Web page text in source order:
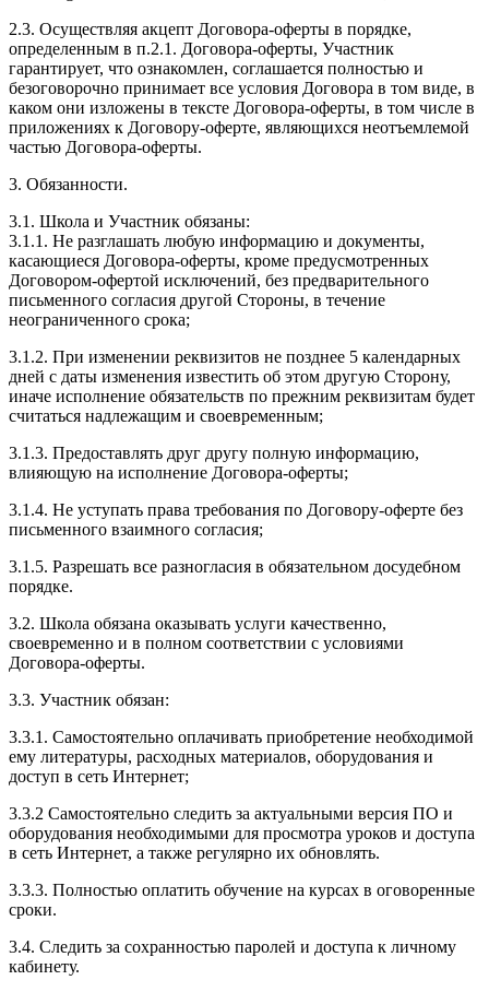
2.3. Осуществляя акцепт Договора-оферты в порядке,
определенным в п.2.1. Договора-оферты, Участник
гарантирует, что ознакомлен, соглашается полностью и
безоговорочно принимает все условия Договора в том виде, в
каком они изложены в тексте Договора-оферты, в том числе в
приложениях к Договору-оферте, являющихся неотъемлемой
частью Договора-оферты.
3. Обязанности.
3.1. Школа и Участник обязаны:
3.1.1. Не разглашать любую информацию и документы,
касающиеся Договора-оферты, кроме предусмотренных
Договором-офертой исключений, без предварительного
письменного согласия другой Стороны, в течение
неограниченного срока;
3.1.2. При изменении реквизитов не позднее 5 календарных
дней с даты изменения известить об этом другую Сторону,
иначе исполнение обязательств по прежним реквизитам будет
считаться надлежащим и своевременным;
3.1.3. Предоставлять друг другу полную информацию,
влияющую на исполнение Договора-оферты;
3.1.4. Не уступать права требования по Договору-оферте без
письменного взаимного согласия;
3.1.5. Разрешать все разногласия в обязательном досудебном
порядке.
3.2. Школа обязана оказывать услуги качественно,
своевременно и в полном соответствии с условиями
Договора-оферты.
3.3. Участник обязан:
3.3.1. Cамостоятельно оплачивать приобретение необходимой
ему литературы, расходных материалов, оборудования и
доступ в сеть Интернет;
3.3.2 Самостоятельно следить за актуальными версия ПО и
оборудования необходимыми для просмотра уроков и доступа
в сеть Интернет, а также регулярно их обновлять.
3.3.3. Полностью оплатить обучение на курсах в оговоренные
сроки.
3.4. Следить за сохранностью паролей и доступа к личному
кабинету.